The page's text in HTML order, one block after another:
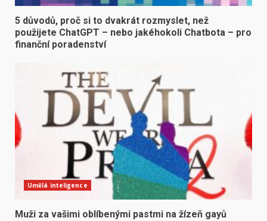
5 důvodů, proč si to dvakrát rozmyslet, než
použijete ChatGPT – nebo jakéhokoli Chatbota – pro
finanční poradenství
Umělá inteligence
Muži za vašimi oblíbenými pastmi na žízeň gayů